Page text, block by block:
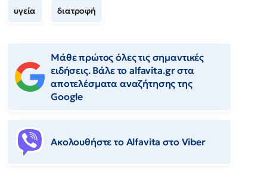
υγεία διατροφή
Μάθε πρώτος όλες τις σημαντικές
ειδήσεις. Βάλε το alfavita.gr στα
αποτελέσματα αναζήτησης της
Google
Ακολουθήστε το Αlfavita στο Viber